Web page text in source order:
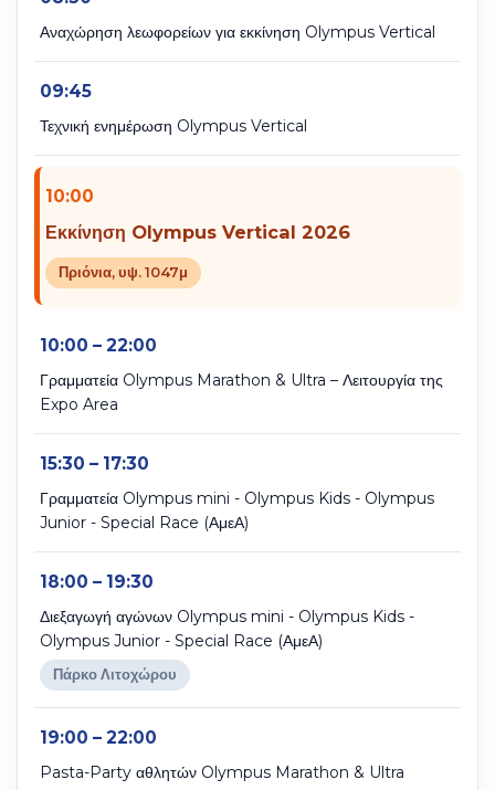
Αναχώρηση λεωφορείων για εκκίνηση Olympus Vertical
09:45
Τεχνική ενημέρωση Olympus Vertical
10:00
Εκκίνηση Olympus Vertical 2026
Πριόνια, υψ. 1047μ
10:00 – 22:00
Γραμματεία Olympus Marathon & Ultra – Λειτουργία της
Expo Area
15:30 – 17:30
Γραμματεία Olympus mini - Olympus Kids - Olympus
Junior - Special Race (ΑμεΑ)
18:00 – 19:30
Διεξαγωγή αγώνων Olympus mini - Olympus Kids -
Olympus Junior - Special Race (ΑμεΑ)
Πάρκο Λιτοχώρου
19:00 – 22:00
Pasta-Party αθλητών Olympus Marathon & Ultra